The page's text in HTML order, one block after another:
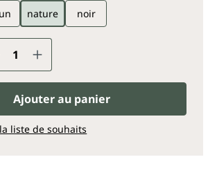
nature noir
de produit : Entrez la
Ajouter au panier
liste de souhaits